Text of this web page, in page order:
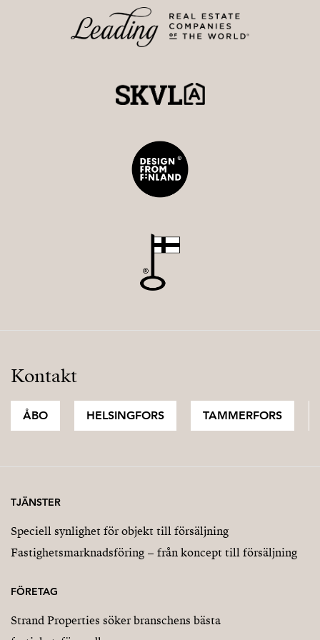
Strand Properties Brand Partner
044 906 8340 - anna@strand.fi
Kontakt
ÅBO HELSINGFORS TAMMERFORS
TJÄNSTER
Speciell synlighet för objekt till försäljning
Fastighetsmarknadsföring – från koncept till försäljning
FÖRETAG
Strand Properties söker branschens bästa